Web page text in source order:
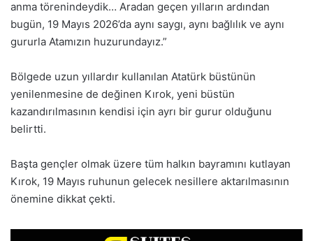
anma törenindeydik… Aradan geçen yılların ardından
bugün, 19 Mayıs 2026’da aynı saygı, aynı bağlılık ve aynı
gururla Atamızın huzurundayız.”
Bölgede uzun yıllardır kullanılan Atatürk büstünün
yenilenmesine de değinen Kırok, yeni büstün
kazandırılmasının kendisi için ayrı bir gurur olduğunu
belirtti.
Başta gençler olmak üzere tüm halkın bayramını kutlayan
Kırok, 19 Mayıs ruhunun gelecek nesillere aktarılmasının
önemine dikkat çekti.